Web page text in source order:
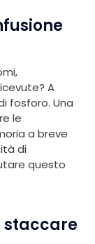
A
fosforo. Una
le
a breve
di
questo
staccare